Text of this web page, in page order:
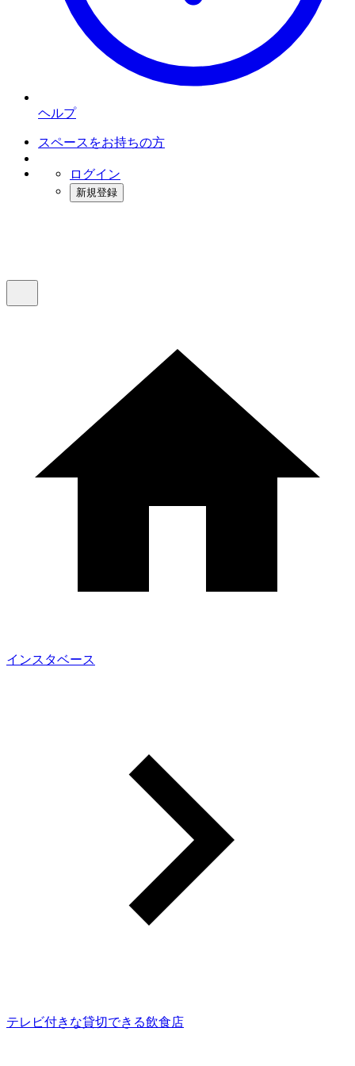
ヘルプ
スペースをお持ちの方
ログイン
新規登録
インスタベース
テレビ付きな貸切できる飲食店